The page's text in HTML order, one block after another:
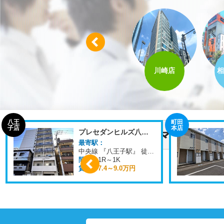
川崎店
レオパレスプレジール町田
最寄駅：
横浜線 『古淵駅』 徒歩
15分
間取：1K
賃料：9.2万円
新横
浜店
最寄駅：
間取： 1R
賃料：5.9～6.0